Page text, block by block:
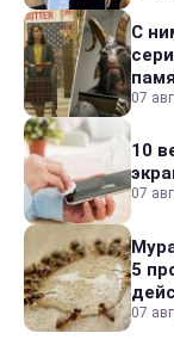
С
07
10
07
5
07